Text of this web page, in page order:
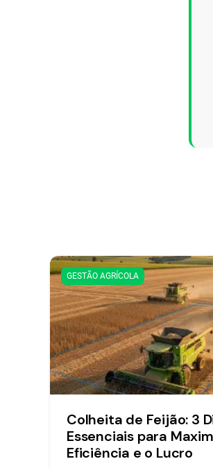
GESTÃO AGRÍCOLA
Colheita de Feijão: 3
Essenciais para
Eficiência e o Lucro